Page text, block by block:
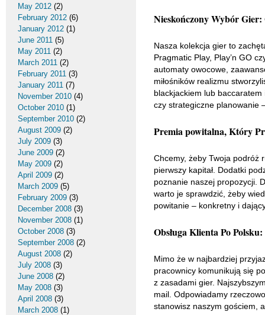
Nieskończony Wybór Gier:
Nasza kolekcja gier to
Pragmatic Play, Play’n GO
automaty owocowe,
miłośników realizmu
blackjackiem lub
czy strategiczne planowanie
Premia powitalna, Który
Chcemy, żeby Twoja podróż
pierwszy kapitał. Dodatki
poznanie naszej propozycji.
warto je sprawdzić, żeby
powitanie – konkretny i
Obsługa Klienta Po
Mimo że w najbardziej
pracownicy komunikują się
z zasadami gier.
mail. Odpowiadamy
stanowisz naszym gościem,
May 2012 (2)
February 2012 (6)
January 2012 (1)
June 2011 (5)
May 2011 (2)
March 2011 (2)
February 2011 (3)
January 2011 (7)
November 2010 (4)
October 2010 (1)
September 2010 (2)
August 2009 (2)
July 2009 (3)
June 2009 (2)
May 2009 (2)
April 2009 (2)
March 2009 (5)
February 2009 (3)
December 2008 (3)
November 2008 (1)
October 2008 (3)
September 2008 (2)
August 2008 (2)
July 2008 (3)
June 2008 (2)
May 2008 (3)
April 2008 (3)
March 2008 (1)